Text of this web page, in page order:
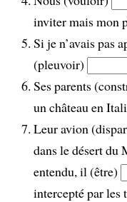
inviter mais mon
Si je n’avais pas
(pleuvoir)
Ses parents
un château en
Leur avion
dans le désert du
entendu, il (être)
intercepté par les